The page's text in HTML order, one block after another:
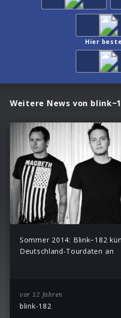
Hier
Weitere News von
Sommer 2014: Blink−182
Deutschland-Tourdaten an
vor 12 Jahren
blink-182